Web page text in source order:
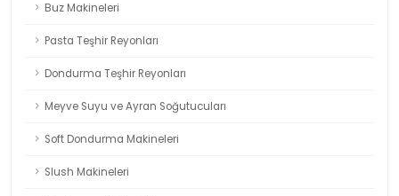
Buz Makineleri
Pasta Teşhir Reyonları
Dondurma Teşhir Reyonları
Meyve Suyu ve Ayran Soğutucuları
Soft Dondurma Makineleri
Slush Makineleri